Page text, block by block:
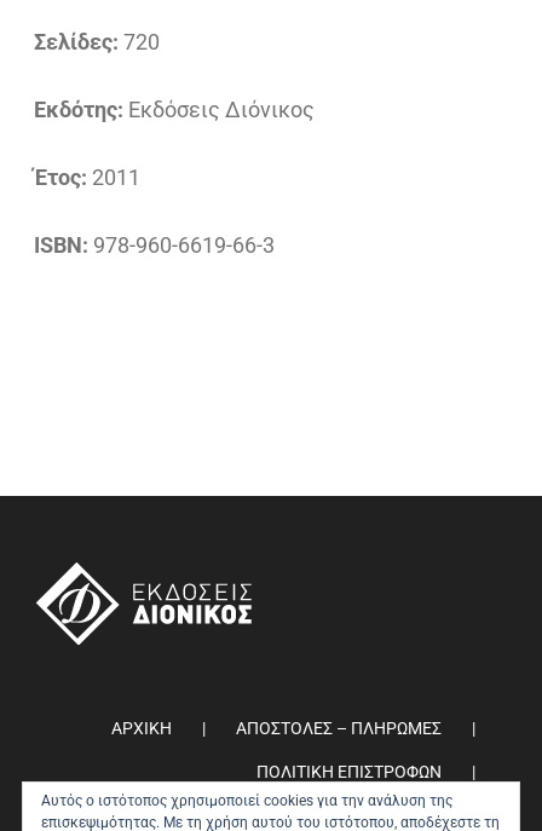
Σελίδες: 720
Εκδότης: Εκδόσεις Διόνικος
Έτος: 2011
ISBN: 978-960-6619-66-3
ΑΡΧΙΚΗ ΑΠΟΣΤΟΛΕΣ – ΠΛΗΡΩΜΕΣ
ΠΟΛΙΤΙΚΗ ΕΠΙΣΤΡΟΦΩΝ
ΠΟΛΙΤΙΚΗ ΑΠΟΡΡΗΤΟΥ 0
Αυτός ο ιστότοπος χρησιμοποιεί cookies για την ανάλυση της
επισκεψιμότητας. Με τη χρήση αυτού του ιστότοπου, αποδέχεστε τη